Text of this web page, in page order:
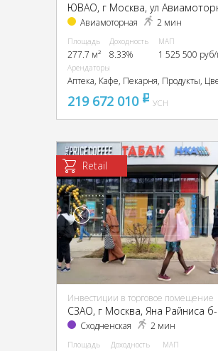
Авиамоторная 2 мин
Площадь
277.7 м²
Доходность
8.33%
МАП
1 525 500
Арендаторы
Аптека, Кафе, Пекарня, Продукты,
219 672 010 pуб
УСН
Retail
Инвестиции в торговое помещение
Сходненская 2 мин
Площадь Доходность МАП